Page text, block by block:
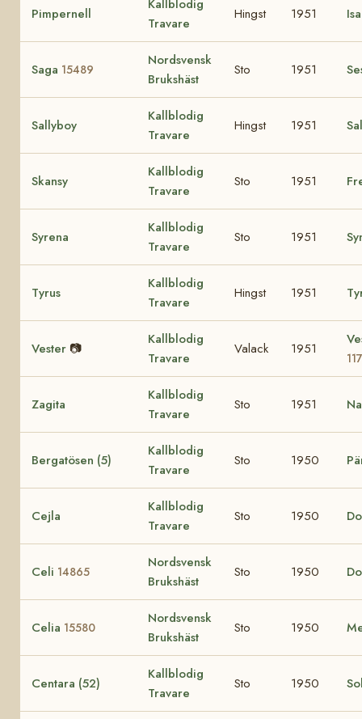
Pimpernell
Kallblodig
Travare
Hingst 1951
Saga 15489
Nordsvensk
Brukshäst
Sto 1951
Sallyboy
Kallblodig
Travare
Hingst 1951
Skansy
Kallblodig
Travare
Sto 1951
Syrena
Kallblodig
Travare
Sto 1951
Tyrus
Kallblodig
Travare
Hingst 1951
Vester 📷
Kallblodig
Travare
Valack 1951
Zagita
Kallblodig
Travare
Sto 1951
Bergatösen (5)
Kallblodig
Travare
Sto 1950
Cejla
Kallblodig
Travare
Sto 1950
Celi 14865
Nordsvensk
Brukshäst
Sto 1950
Celia 15580
Nordsvensk
Brukshäst
Sto 1950
Centara (52)
Kallblodig
Travare
Sto 1950